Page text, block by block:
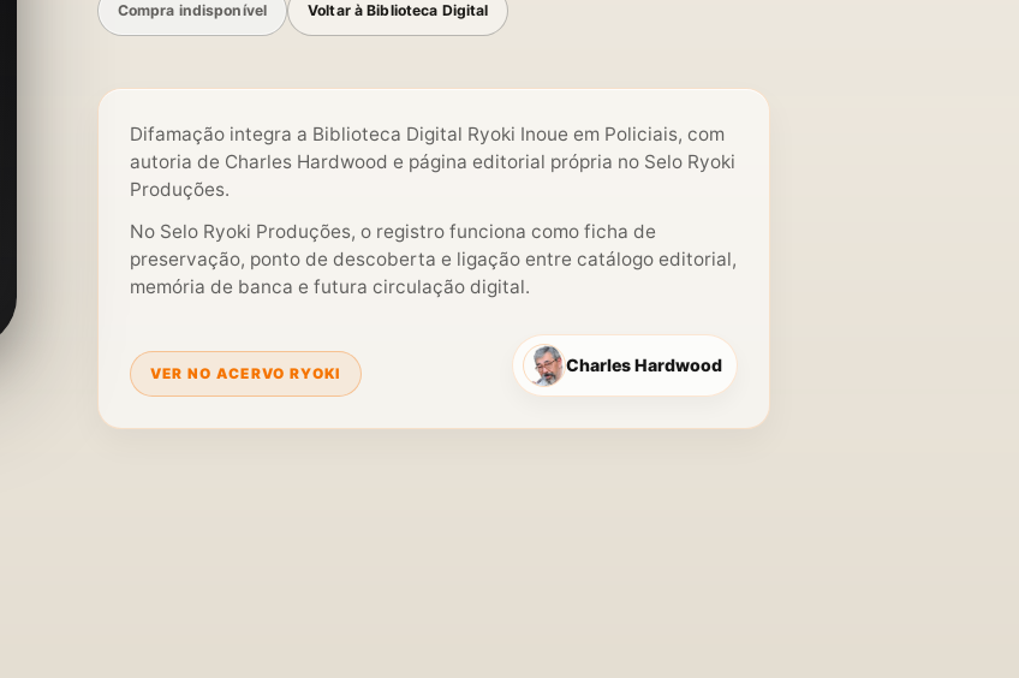
Compra indisponível Voltar à Biblioteca Digital
Difamação integra a Biblioteca Digital Ryoki Inoue em Policiais, com
autoria de Charles Hardwood e página editorial própria no Selo Ryoki
Produções.
No Selo Ryoki Produções, o registro funciona como ficha de
preservação, ponto de descoberta e ligação entre catálogo editorial,
memória de banca e futura circulação digital.
VER NO ACERVO RYOKI Charles Hardwood